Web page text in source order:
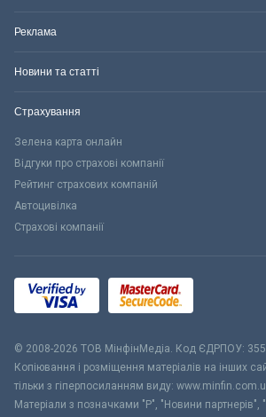
Реклама
Новини та статті
Страхування
Зелена карта онлайн
Відгуки про страхові компанії
Рейтинг страхових компаній
Автоцивілка
Страхові компанії
© 2008-2026 ТОВ МiнфiнМедiа. Код ЄДРПОУ:
Копіювання і розміщення матеріалів на інших
тільки з гіперпосиланням виду:
Матеріали з позначками "Р", "Новини партнерів",